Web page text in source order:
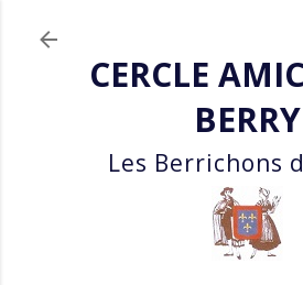
CERCLE
BERRY
Les Berrichons